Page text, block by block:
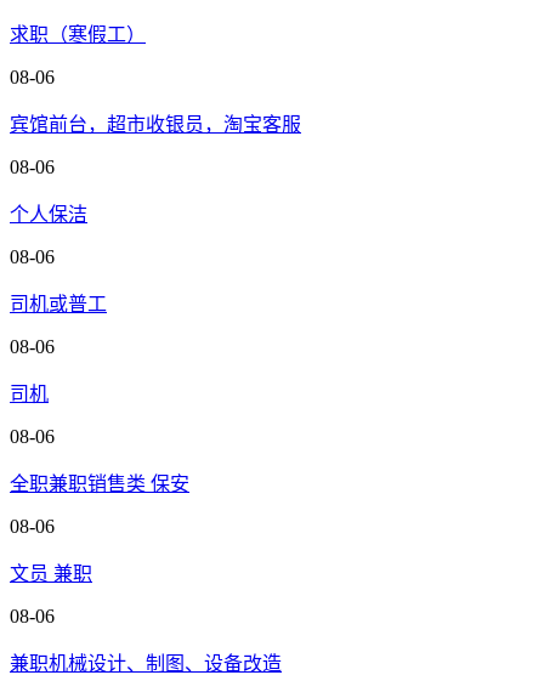
求职（寒假工）
08-06
宾馆前台，超市收银员，淘宝客服
08-06
个人保洁
08-06
司机或普工
08-06
司机
08-06
全职兼职销售类 保安
08-06
文员 兼职
08-06
兼职机械设计、制图、设备改造